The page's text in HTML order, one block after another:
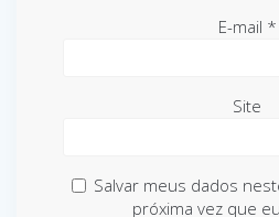
E-mail *
Site
Salvar meus dados
próxima vez que